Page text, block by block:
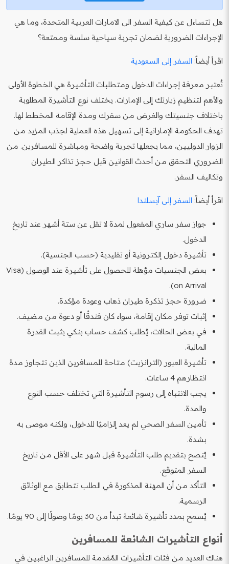
هل تتساءل عن كيفية السفر الى الامارات العربية المتحدة، وما هي
الإجراءات الضرورية لضمان تجربة سياحية سلسة وممتعة؟
اقرأ أيضاً: السفر إلى السعودية
تُعتبر معرفة إجراءات الدخول ومتطلبات التأشيرة هي الخطوة الأولى
والأهم لتنظيم زيارتك إلى الإمارات. يختلف نوع التأشيرة المطلوبة
باختلاف جنسيتك والغرض من سفرك ومدة الإقامة المخطط لها.
تهدف الحكومة الإماراتية إلى تسهيل هذه العملية لجذب المزيد من
الزوار الدوليين، مما يجعلها تجربة واضحة ومباشرة للمسافرين. من
الضروري التحقق من أحدث القوانين قبل حجز تذاكر الطيران
وتكاليف السفر.
اقرأ أيضاً: السفر إلى آيسلندا
جواز سفر ساري المفعول لمدة لا تقل عن ستة أشهر عند تاريخ
الدخول.
تأشيرة دخول إلكترونية أو تقليدية (حسب الجنسية).
بعض الجنسيات مؤهلة للحصول على تأشيرة عند الوصول (Visa
on Arrival).
ضرورة حجز تذكرة طيران ذهاب وعودة مؤكدة.
إثبات توفر مكان إقامة، سواء كان فندقًا أو دعوة من مضيف.
في بعض الحالات، يُطلب كشف حساب بنكي يثبت القدرة
المالية.
تأشيرة العبور (الترانزيت) متاحة للمسافرين الذين تتجاوز مدة
انتظارهم 4 ساعات.
يجب الانتباه إلى رسوم التأشيرة التي تختلف حسب النوع
والمدة.
تأمين السفر الصحي لم يعد إلزاميًا للدخول، ولكنه موصى به
بشدة.
يُنصح بتقديم طلب التأشيرة قبل شهر على الأقل من تاريخ
السفر المتوقع.
التأكد من أن المهنة المذكورة في الطلب تتطابق مع الوثائق
الرسمية.
يُسمح بمدد تأشيرة شائعة تبدأ من 30 يومًا وصولًا إلى 90 يومًا.
أنواع التأشيرات الشائعة للمسافرين
هناك العديد من فئات التأشيرات المُقدمة للمسافرين الراغبين في